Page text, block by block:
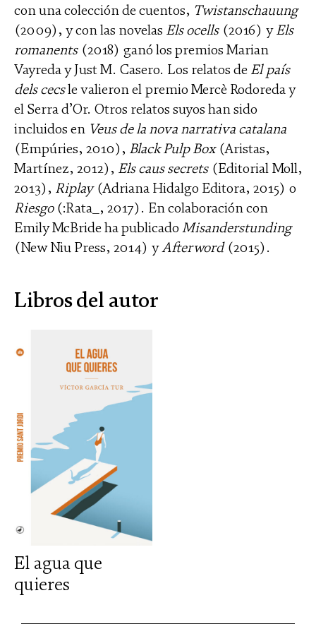
con una colección de cuentos, Twistanschauung
(2009), y con las novelas Els ocells(2016) yEls
romanents(2018) ganó los premios Marian
Vayreda y Just M. Casero. Los relatos de El país
dels cecsle valieron el premio Mercè Rodoreda y
el Serra d’Or. Otros relatos suyos han sido
incluidos en Veus de la nova narrativa catalana
(Empúries, 2010), Black Pulp Box(Aristas,
Martínez, 2012), Els caus secrets(Editorial Moll,
2013), Riplay(Adriana Hidalgo Editora, 2015) o
Riesgo (:Rata_, 2017). En colaboración con
Emily McBride ha publicado Misanderstunding
(New Niu Press, 2014) yAfterword(2015).
Libros del autor
El agua que
quieres